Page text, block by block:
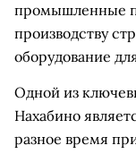
промышленные
производству
оборудование
Одной из
Нахабино
разное время